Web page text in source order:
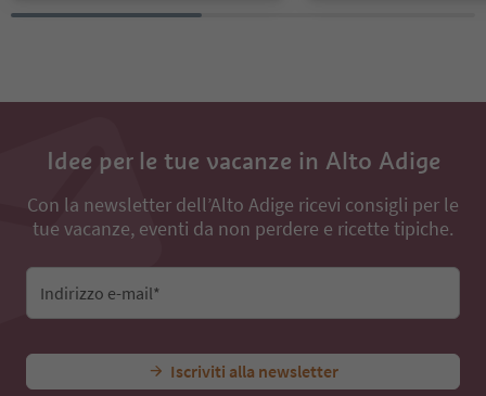
Idee per le tue vacanze in Alto Adige
Con la newsletter dell’Alto Adige ricevi consigli per le
tue vacanze, eventi da non perdere e ricette tipiche.
Indirizzo e-mail*
Iscriviti alla newsletter